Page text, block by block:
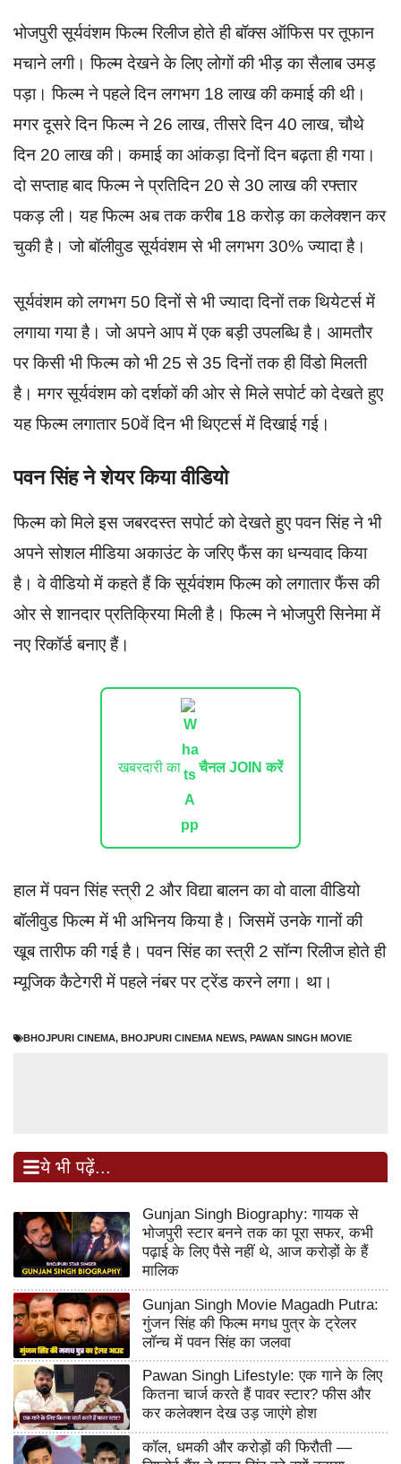
भोजपुरी सूर्यवंशम फिल्म रिलीज होते ही बॉक्स ऑफिस पर तूफान
मचाने लगी। फिल्म देखने के लिए लोगों की भीड़ का सैलाब उमड़
पड़ा। फिल्म ने पहले दिन लगभग 18 लाख की कमाई की थी।
मगर दूसरे दिन फिल्म ने 26 लाख, तीसरे दिन 40 लाख, चौथे
दिन 20 लाख की। कमाई का आंकड़ा दिनों दिन बढ़ता ही गया।
दो सप्ताह बाद फिल्म ने प्रतिदिन 20 से 30 लाख की रफ्तार
पकड़ ली। यह फिल्म अब तक करीब 18 करोड़ का कलेक्शन कर
चुकी है। जो बॉलीवुड सूर्यवंशम से भी लगभग 30% ज्यादा है।
सूर्यवंशम को लगभग 50 दिनों से भी ज्यादा दिनों तक थियेटर्स में
लगाया गया है। जो अपने आप में एक बड़ी उपलब्धि है। आमतौर
पर किसी भी फिल्म को भी 25 से 35 दिनों तक ही विंडो मिलती
है। मगर सूर्यवंशम को दर्शकों की ओर से मिले सपोर्ट को देखते हुए
यह फिल्म लगातार 50वें दिन भी थिएटर्स में दिखाई गई।
पवन सिंह ने शेयर किया वीडियो
फिल्म को मिले इस जबरदस्त सपोर्ट को देखते हुए पवन सिंह ने भी
अपने सोशल मीडिया अकाउंट के जरिए फैंस का धन्यवाद किया
है। वे वीडियो में कहते हैं कि सूर्यवंशम फिल्म को लगातार फैंस की
ओर से शानदार प्रतिक्रिया मिली है। फिल्म ने भोजपुरी सिनेमा में
नए रिकॉर्ड बनाए हैं।
खबरदारी का चैनल JOIN करें
हाल में पवन सिंह स्त्री 2 और विद्या बालन का वो वाला वीडियो
बॉलीवुड फिल्म में भी अभिनय किया है। जिसमें उनके गानों की
खूब तारीफ की गई है। पवन सिंह का स्त्री 2 सॉन्ग रिलीज होते ही
म्यूजिक कैटेगरी में पहले नंबर पर ट्रेंड करने लगा। था।
BHOJPURI CINEMA, BHOJPURI CINEMA NEWS, PAWAN SINGH MOVIE
ये भी पढ़ें...
Gunjan Singh Biography: गायक से
भोजपुरी स्टार बनने तक का पूरा सफर, कभी
पढ़ाई के लिए पैसे नहीं थे, आज करोड़ों के हैं
मालिक
Gunjan Singh Movie Magadh Putra:
गुंजन सिंह की फिल्म मगध पुत्र के ट्रेलर
लॉन्च में पवन सिंह का जलवा
Pawan Singh Lifestyle: एक गाने के लिए
कितना चार्ज करते हैं पावर स्टार? फीस और
कर कलेक्शन देख उड़ जाएंगे होश
कॉल, धमकी और करोड़ों की फिरौती —